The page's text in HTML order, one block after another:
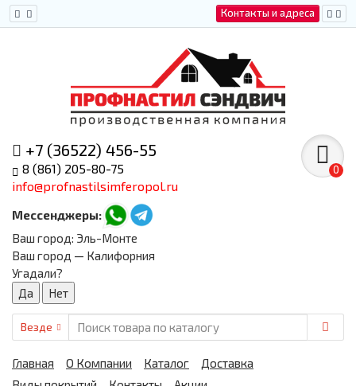
Контакты и адреса
+7 (36522) 456-55
8 (861) 205-80-75
info@profnastilsimferopol.ru
Мессенджеры:
0
Ваш город: Эль-Монте
Ваш город — Калифорния
Угадали?
Везде
Главная О Компании Каталог
Доставка